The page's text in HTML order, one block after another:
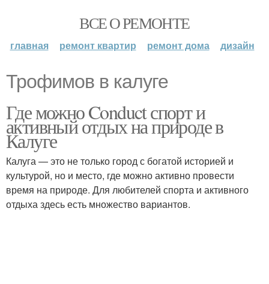
ВСЕ О РЕМОНТЕ
главная ремонт квартир ремонт дома дизайн
Трофимов в калуге
Где можно Conduct спорт и
активный отдых на природе в
Калуге
Калуга — это не только город с богатой историей и
культурой, но и место, где можно активно провести
время на природе. Для любителей спорта и активного
отдыха здесь есть множество вариантов.